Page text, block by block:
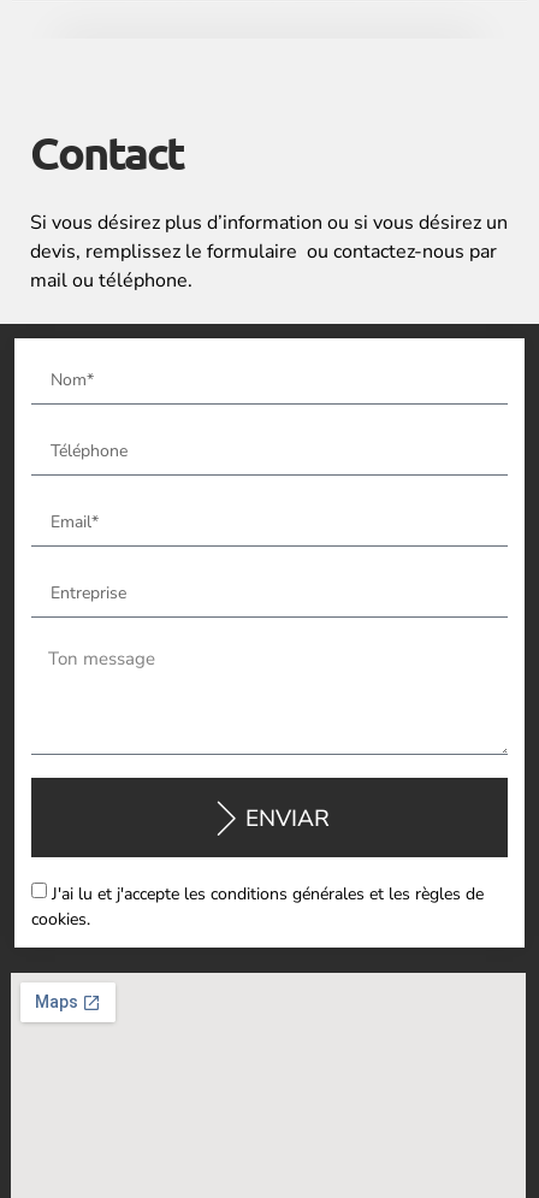
Contact
Si vous désirez plus d’information ou si vous désirez un
devis, remplissez le formulaire ou contactez-nous par
mail ou téléphone.
J'ai lu et j'accepte les conditions générales et les règles de
cookies.
ENVIAR